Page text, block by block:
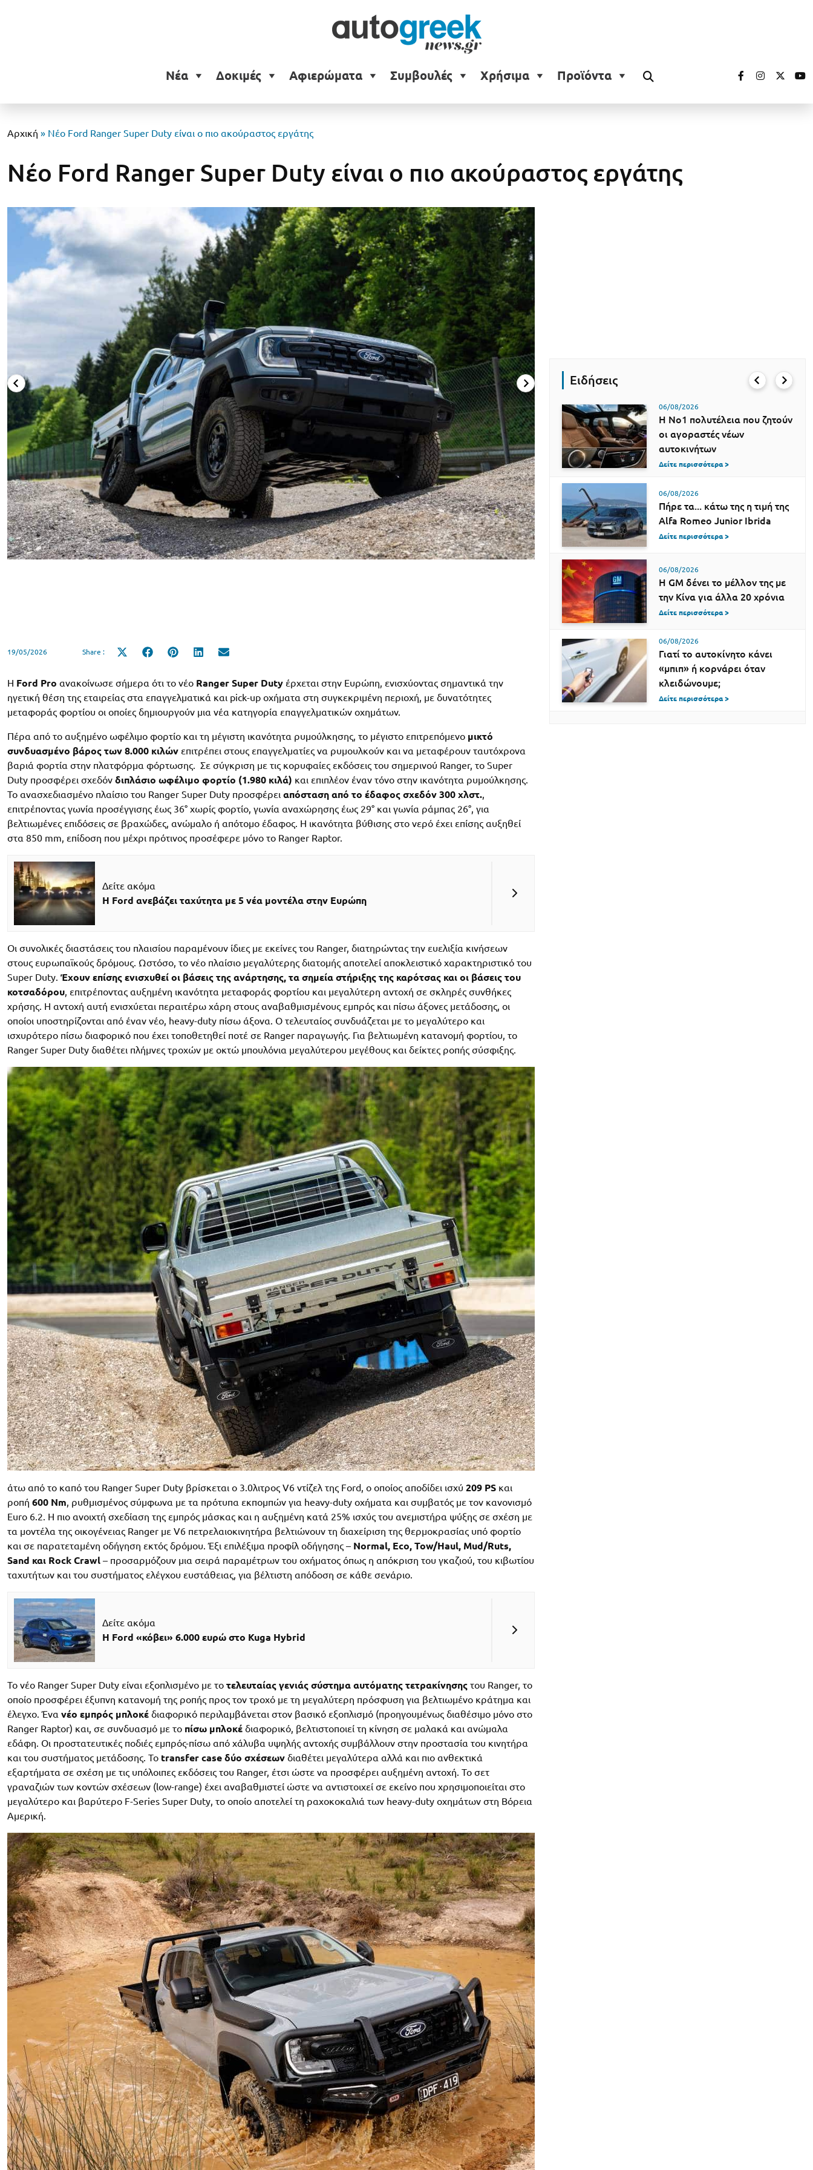
Νέα Δοκιμές Αφιερώματα Συμβουλές Χρήσιμα Προϊόντα
Αρχική » Νέο Ford Ranger Super Duty είναι ο πιο ακούραστος εργάτης
Νέο Ford Ranger Super Duty είναι ο πιο ακούραστος εργάτης
19/05/2026 Share :
Share
Share
Share
Share
Η Ford Pro ανακοίνωσε σήμερα ότι το νέο Ranger Super Duty έρχεται στην Ευρώπη, ενισχύοντας σημαντικά την
ηγετική θέση της εταιρείας στα επαγγελματικά και pick-up οχήματα στη συγκεκριμένη περιοχή, με δυνατότητες
μεταφοράς φορτίου οι οποίες δημιουργούν μια νέα κατηγορία επαγγελματικών οχημάτων.
Πέρα από το αυξημένο ωφέλιμο φορτίο και τη μέγιστη ικανότητα ρυμούλκησης, το μέγιστο επιτρεπόμενο μικτό
συνδυασμένο βάρος των 8.000 κιλών επιτρέπει στους επαγγελματίες να ρυμουλκούν και να μεταφέρουν ταυτόχρονα
βαριά φορτία στην πλατφόρμα φόρτωσης. Σε σύγκριση με τις κορυφαίες εκδόσεις του σημερινού Ranger, το Super
Duty προσφέρει σχεδόν διπλάσιο ωφέλιμο φορτίο (1.980 κιλά) και επιπλέον έναν τόνο στην ικανότητα ρυμούλκησης.
Το ανασχεδιασμένο πλαίσιο του Ranger Super Duty προσφέρει απόσταση από το έδαφος σχεδόν 300 χλστ.,
επιτρέποντας γωνία προσέγγισης έως 36° χωρίς φορτίο, γωνία αναχώρησης έως 29° και γωνία ράμπας 26°, για
βελτιωμένες επιδόσεις σε βραχώδες, ανώμαλο ή απότομο έδαφος. Η ικανότητα βύθισης στο νερό έχει επίσης αυξηθεί
στα 850 mm, επίδοση που μέχρι πρότινος προσέφερε μόνο το Ranger Raptor.
Δείτε ακόμα
Η Ford ανεβάζει ταχύτητα με 5 νέα μοντέλα στην Ευρώπη
Οι συνολικές διαστάσεις του πλαισίου παραμένουν ίδιες με εκείνες του Ranger, διατηρώντας την ευελιξία κινήσεων
στους ευρωπαϊκούς δρόμους. Ωστόσο, το νέο πλαίσιο μεγαλύτερης διατομής αποτελεί αποκλειστικό χαρακτηριστικό του
Super Duty. Έχουν επίσης ενισχυθεί οι βάσεις της ανάρτησης, τα σημεία στήριξης της καρότσας και οι βάσεις του
κοτσαδόρου, επιτρέποντας αυξημένη ικανότητα μεταφοράς φορτίου και μεγαλύτερη αντοχή σε σκληρές συνθήκες
χρήσης. Η αντοχή αυτή ενισχύεται περαιτέρω χάρη στους αναβαθμισμένους εμπρός και πίσω άξονες μετάδοσης, οι
οποίοι υποστηρίζονται από έναν νέο, heavy-duty πίσω άξονα. Ο τελευταίος συνδυάζεται με το μεγαλύτερο και
ισχυρότερο πίσω διαφορικό που έχει τοποθετηθεί ποτέ σε Ranger παραγωγής. Για βελτιωμένη κατανομή φορτίου, το
Ranger Super Duty διαθέτει πλήμνες τροχών με οκτώ μπουλόνια μεγαλύτερου μεγέθους και δείκτες ροπής σύσφιξης.
άτω από το καπό του Ranger Super Duty βρίσκεται ο 3.0λιτρος V6 ντίζελ της Ford, o οποίος αποδίδει ισχύ 209 PS και
ροπή 600 Nm, ρυθμισμένος σύμφωνα με τα πρότυπα εκπομπών για heavy-duty οχήματα και συμβατός με τον κανονισμό
Euro 6.2. Η πιο ανοιχτή σχεδίαση της εμπρός μάσκας και η αυξημένη κατά 25% ισχύς του ανεμιστήρα ψύξης σε σχέση με
τα μοντέλα της οικογένειας Ranger με V6 πετρελαιοκινητήρα βελτιώνουν τη διαχείριση της θερμοκρασίας υπό φορτίο
και σε παρατεταμένη οδήγηση εκτός δρόμου. Έξι επιλέξιμα προφίλ οδήγησης – Normal, Eco, Tow/Haul, Mud/Ruts,
Sand και Rock Crawl – προσαρμόζουν μια σειρά παραμέτρων του οχήματος όπως η απόκριση του γκαζιού, του κιβωτίου
ταχυτήτων και του συστήματος ελέγχου ευστάθειας, για βέλτιστη απόδοση σε κάθε σενάριο.
Δείτε ακόμα
H Ford «κόβει» 6.000 ευρώ στο Kuga Hybrid
Το νέο Ranger Super Duty είναι εξοπλισμένο με το τελευταίας γενιάς σύστημα αυτόματης τετρακίνησης του Ranger, το
οποίο προσφέρει έξυπνη κατανομή της ροπής προς τον τροχό με τη μεγαλύτερη πρόσφυση για βελτιωμένο κράτημα και
έλεγχο. Ένα νέο εμπρός μπλοκέ διαφορικό περιλαμβάνεται στον βασικό εξοπλισμό (προηγουμένως διαθέσιμο μόνο στο
Ranger Raptor) και, σε συνδυασμό με το πίσω μπλοκέ διαφορικό, βελτιστοποιεί τη κίνηση σε μαλακά και ανώμαλα
εδάφη. Οι προστατευτικές ποδιές εμπρός-πίσω από χάλυβα υψηλής αντοχής συμβάλλουν στην προστασία του κινητήρα
και του συστήματος μετάδοσης. Το transfer case δύο σχέσεων διαθέτει μεγαλύτερα αλλά και πιο ανθεκτικά
εξαρτήματα σε σχέση με τις υπόλοιπες εκδόσεις του Ranger, έτσι ώστε να προσφέρει αυξημένη αντοχή. Το σετ
γραναζιών των κοντών σχέσεων (low-range) έχει αναβαθμιστεί ώστε να αντιστοιχεί σε εκείνο που χρησιμοποιείται στο
μεγαλύτερο και βαρύτερο F-Series Super Duty, το οποίο αποτελεί τη ραχοκοκαλιά των heavy-duty οχημάτων στη Βόρεια
Αμερική.
Ειδήσεις
06/08/2026
H Νο1 πολυτέλεια που ζητούν
οι αγοραστές νέων
αυτοκινήτων
Δείτε περισσότερα >
06/08/2026
Πήρε τα... κάτω της η τιμή της
Alfa Romeo Junior Ibrida
Δείτε περισσότερα >
06/08/2026
Η GM δένει το μέλλον της με
την Κίνα για άλλα 20 χρόνια
Δείτε περισσότερα >
06/08/2026
Γιατί το αυτοκίνητο κάνει
«μπιπ» ή κορνάρει όταν
κλειδώνουμε;
Δείτε περισσότερα >